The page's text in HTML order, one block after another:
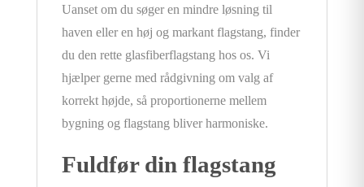
Uanset om du søger en mindre løsning til
haven eller en høj og markant flagstang, finder
du den rette glasfiberflagstang hos os. Vi
hjælper gerne med rådgivning om valg af
korrekt højde, så proportionerne mellem
bygning og flagstang bliver harmoniske.
Fuldfør din flagstang